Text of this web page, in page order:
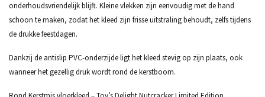
onderhoudsvriendelijk blijft. Kleine vlekken zijn eenvoudig met de hand
schoon te maken, zodat het kleed zijn frisse uitstraling behoudt, zelfs tijdens
de drukke feestdagen.
Dankzij de antislip PVC-onderzijde ligt het kleed stevig op zijn plaats, ook
wanneer het gezellig druk wordt rond de kerstboom.